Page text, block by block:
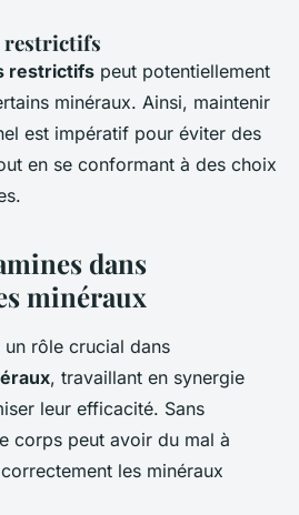
restrictifs
restrictifs peut potentiellement
minéraux. Ainsi, maintenir
est impératif pour éviter des
en se conformant à des choix
dans
minéraux
un rôle crucial dans
, travaillant en synergie
leur efficacité. Sans
corps peut avoir du mal à
les minéraux